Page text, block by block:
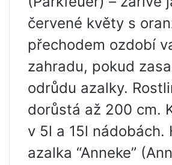
červené květy s
přechodem ozdobí
zahradu, pokud
odrůdu azalky.
dorůstá až 200 cm.
v 5l a 15l nádobách.
azalka “Anneke”